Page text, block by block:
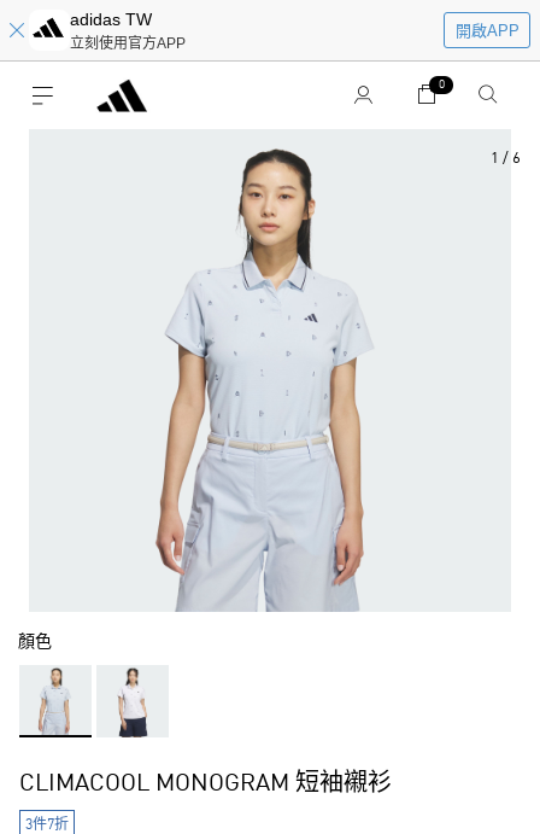
adidas TW
立刻使用官方APP
開啟APP
0
1 / 6
顏色
CLIMACOOL MONOGRAM 短袖襯衫
3件7折